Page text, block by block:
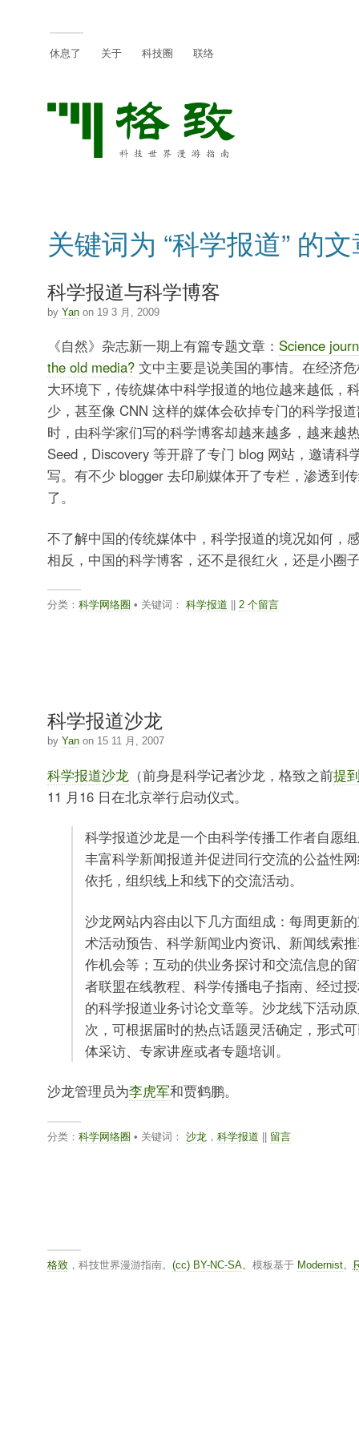
休息了 关于 科技圈 联络
关键词为 “科学报道” 的
科学报道与科学博客
by Yanon 19 3 月, 2009
《自然》杂志新一期上有篇专题文章： Science
the old media?文中主要是说美国的事情。在经济
大环境下，传统媒体中科学报道的地位越来越低，
少，甚至像 CNN 这样的媒体会砍掉专门的科学报
时，由科学家们写的科学博客却越来越多，越来越
Seed，Discovery 等开辟了专门 blog 网站，邀请科
写。有不少 blogger 去印刷媒体开了专栏，渗透到
了。
不了解中国的传统媒体中，科学报道的境况如何，
相反，中国的科学博客，还不是很红火，还是小圈
分类： 科学网络圈 • 关键词： 科学报道 2 个留言
科学报道沙龙
by Yanon 15 11 月, 2007
科学报道沙龙 （前身是科学记者沙龙，格致之前提
11 月16 日在北京举行启动仪式。
科学报道沙龙是一个由科学传播工作者自愿
丰富科学新闻报道并促进同行交流的公益性
依托，组织线上和线下的交流活动。
沙龙网站内容由以下几方面组成：每周更新
术活动预告、科学新闻业内资讯、新闻线索
作机会等；互动的供业务探讨和交流信息的
者联盟在线教程、科学传播电子指南、经过
的科学报道业务讨论文章等。沙龙线下活动
次，可根据届时的热点话题灵活确定，形式
体采访、专家讲座或者专题培训。
沙龙管理员为李虎军和贾鹤鹏。
分类： 科学网络圈 • 关键词： 沙龙 ， 科学报道 || 留言
格致，科技世界漫游指南。 (cc) BY-NC-SA。模板基于 Modernist。